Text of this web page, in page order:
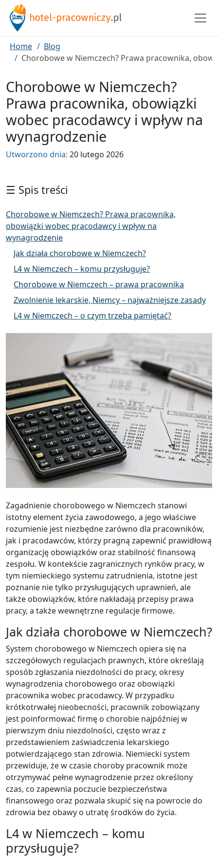
Home
Blog
Chorobowe w Niemczech? Prawa pracownika,
Chorobowe w Niemczech?
Prawa pracownika, obowiązki
wobec pracodawcy i wpływ na
wynagrodzenie
Utworzono dnia: 20 lutego 2026
☰ Spis treści
Chorobowe w Niemczech? Prawa pracownika,
obowiązki wobec pracodawcy i wpływ na
wynagrodzenie
Jak działa chorobowe w Niemczech?
L4 w Niemczech – komu przysługuje?
Chorobowe w Niemczech – prawa pracownika
Zwolnienie lekarskie, Niemcy – najważniejsze zasady
L4 w Niemczech – o czym trzeba pamiętać?
Zagadnienie chorobowego w Niemczech stanowi
istotny element życia zawodowego, a jego właściwe
rozumienie jest niezbędne zarówno dla pracowników,
jak i pracodawców, którzy pragną zapewnić prawidłową
organizację obowiązków oraz stabilność finansową
zespołu. W kontekście zagranicznych rynków pracy, w
tym niemieckiego systemu zatrudnienia, istotne jest
poznanie nie tylko przysługujących uprawnień, ale
także obowiązków, które nakładają przepisy prawa
pracy, a także wewnętrzne regulacje firmowe.
Jak działa chorobowe w Niemczech?
System chorobowego w Niemczech opiera się na
szczegółowych regulacjach prawnych, które określają
sposób zgłaszania niezdolności do pracy, okresy
wynagrodzenia chorobowego oraz obowiązki
pracownika wobec pracodawcy. W przypadku
krótkotrwałej nieobecności, pracownik zobowiązany
jest poinformować firmę o chorobie najpóźniej w
pierwszym dniu niezdolności, często wraz z
przedstawieniem zaświadczenia lekarskiego
potwierdzającego stan zdrowia. Niemiecki system
przewiduje, że w czasie choroby pracownik może
otrzymywać pełne wynagrodzenie przez określony
czas, co zapewnia poczucie bezpieczeństwa
finansowego oraz pozwala skupić się na powrocie do
zdrowia bez obawy o utratę środków do życia.
L4 w Niemczech – komu
przysługuje?